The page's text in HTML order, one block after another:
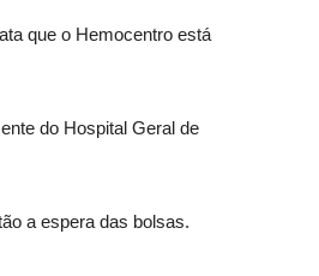
que o Hemocentro está
do Hospital Geral de
a espera das bolsas.